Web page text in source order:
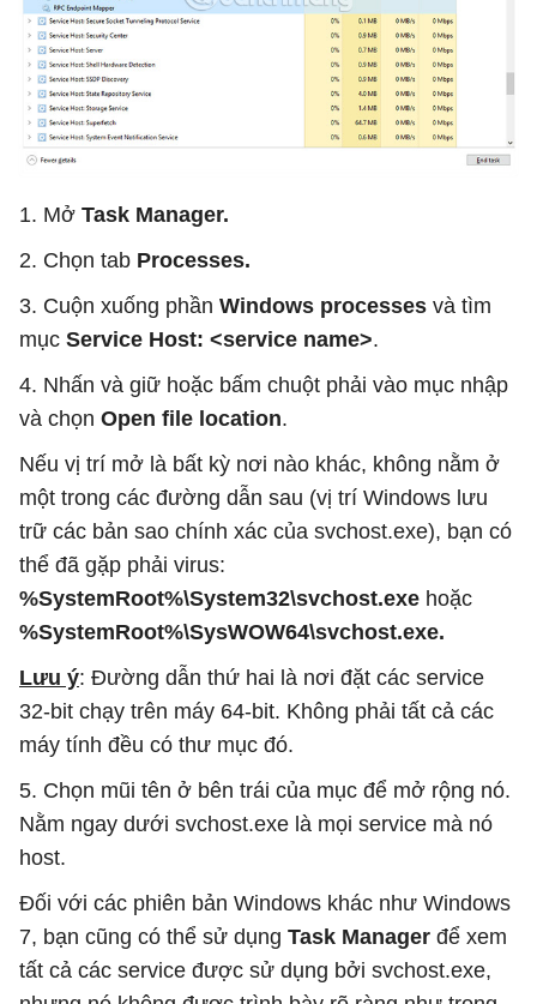
1. Mở Task Manager.
2. Chọn tab Processes.
3. Cuộn xuống phần Windows processes và tìm
mục Service Host: <service name>.
4. Nhấn và giữ hoặc bấm chuột phải vào mục nhập
và chọn Open file location.
Nếu vị trí mở là bất kỳ nơi nào khác, không nằm ở
một trong các đường dẫn sau (vị trí Windows lưu
trữ các bản sao chính xác của svchost.exe), bạn có
thể đã gặp phải virus:
%SystemRoot%\System32\svchost.exe hoặc
%SystemRoot%\SysWOW64\svchost.exe.
Lưu ý: Đường dẫn thứ hai là nơi đặt các service
32-bit chạy trên máy 64-bit. Không phải tất cả các
máy tính đều có thư mục đó.
5. Chọn mũi tên ở bên trái của mục để mở rộng nó.
Nằm ngay dưới svchost.exe là mọi service mà nó
host.
Đối với các phiên bản Windows khác như Windows
7, bạn cũng có thể sử dụng Task Manager để xem
tất cả các service được sử dụng bởi svchost.exe,